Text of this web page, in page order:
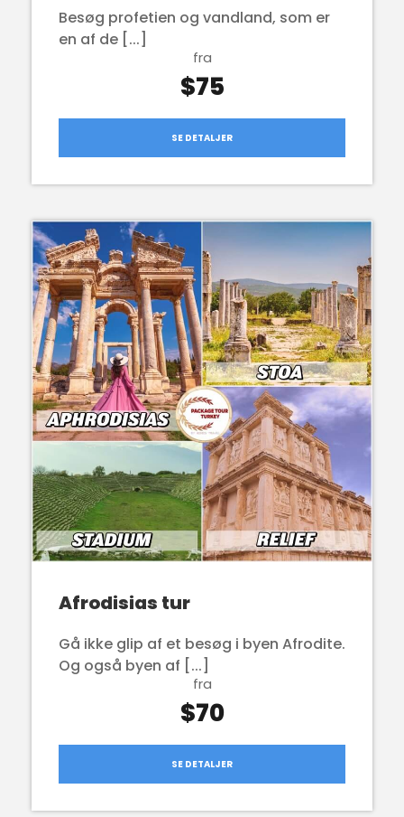
Besøg profetien og vandland, som er
en af de [...]
fra
$75
SE DETALJER
Afrodisias tur
Gå ikke glip af et besøg i byen Afrodite.
Og også byen af [...]
fra
$70
SE DETALJER